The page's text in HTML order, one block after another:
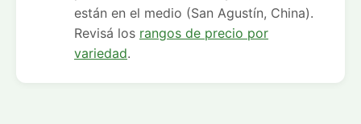
están en el medio (San Agustín, China).
Revisá los rangos de precio por
variedad.